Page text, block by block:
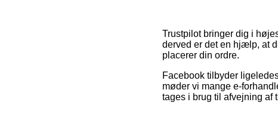
Trustpilot bringer dig i
derved er det en hjælp, at
placerer din ordre.
Facebook tilbyder
møder vi mange e-
tages i brug til afvejning af